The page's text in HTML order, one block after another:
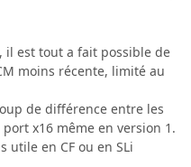
il est tout a fait possible de
moins récente, limité au
de différence entre les
x16 même en version 1.
utile en CF ou en SLi